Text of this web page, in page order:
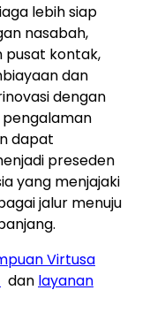
lebih siap
nasabah,
pusat kontak,
dan
dengan
dapat
preseden
yang menjajaki
jalur menuju
Virtusa
dan layanan